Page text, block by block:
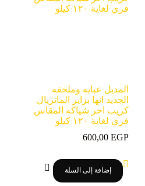
المديل عبايه وملحفه
الجديد انها بزاير الماتريال
كريب اخر شياكه المقاس
فري لغاية ١٢٠ كيلو
600,00 EGP
إضافة إلى السلة